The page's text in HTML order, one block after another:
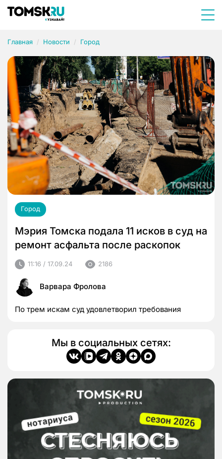
Главная Новости Город
Город
Мэрия Томска подала 11 исков в суд на
ремонт асфальта после раскопок
11:16 / 17.09.24 2186
Варвара Фролова
По трем искам суд удовлетворил требования
Мы в социальных сетях: